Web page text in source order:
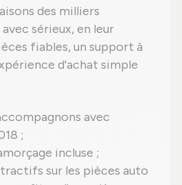
des milliers
sérieux, en leur
fiables, un support à
d'achat simple
avec
;
incluse ;
sur les pièces auto